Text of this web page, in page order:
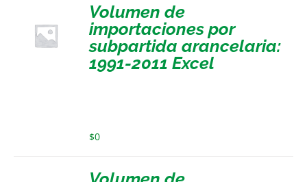
Volumen de
importaciones por
subpartida arancelaria:
1991-2011 Excel
$0